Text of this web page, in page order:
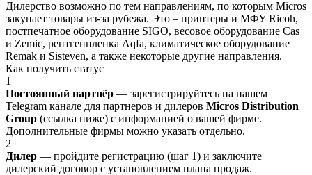
Дилерство возможно по тем направлениям, по которым Micros
закупает товары из-за рубежа. Это – принтеры и МФУ Ricoh,
постпечатное оборудование SIGO, весовое оборудование Cas
и Zemic, рентгенпленка Aqfa, климатическое оборудование
Remak и Sisteven, а также некоторые другие направления.
Как получить статус
1
Постоянный партнёр — зарегистрируйтесь на нашем
Telegram канале для партнеров и дилеров Micros Distribution
Group (ссылка ниже) с информацией о вашей фирме.
Дополнительные фирмы можно указать отдельно.
2
Дилер — пройдите регистрацию (шаг 1) и заключите
дилерский договор с установлением плана продаж.